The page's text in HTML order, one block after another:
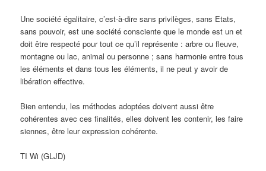
Une société égalitaire, c’est-à-dire sans privilèges, sans Etats,
sans pouvoir, est une société consciente que le monde est un et
doit être respecté pour tout ce qu’il représente : arbre ou fleuve,
montagne ou lac, animal ou personne ; sans harmonie entre tous
les éléments et dans tous les éléments, il ne peut y avoir de
libération effective.
Bien entendu, les méthodes adoptées doivent aussi être
cohérentes avec ces finalités, elles doivent les contenir, les faire
siennes, être leur expression cohérente.
TI Wi (GLJD)